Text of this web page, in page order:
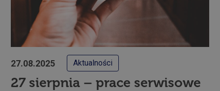
27.08.2025 Aktualności
27 sierpnia – prace serwisowe